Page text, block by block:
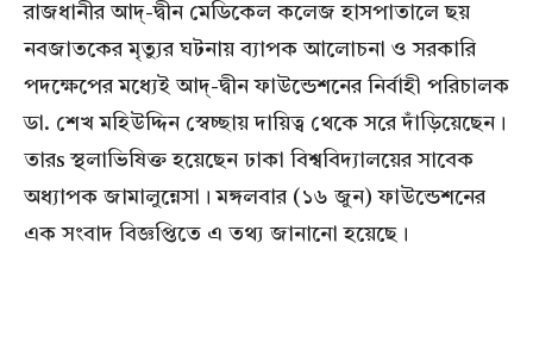
রাজধানীর আদ্-দ্বীন মেডিকেল কলেজ হাসপাতালে ছয়
নবজাতকের মৃত্যুর ঘটনায় ব্যাপক আলোচনা ও সরকারি
পদক্ষেপের মধ্যেই আদ্-দ্বীন ফাউন্ডেশনের নির্বাহী পরিচালক
ডা. শেখ মহিউদ্দিন স্বেচ্ছায় দায়িত্ব থেকে সরে দাঁড়িয়েছেন।
তারs স্থলাভিষিক্ত হয়েছেন ঢাকা বিশ্ববিদ্যালয়ের সাবেক
অধ্যাপক জামালুন্নেসা। মঙ্গলবার (১৬ জুন) ফাউন্ডেশনের
এক সংবাদ বিজ্ঞপ্তিতে এ তথ্য জানানো হয়েছে।